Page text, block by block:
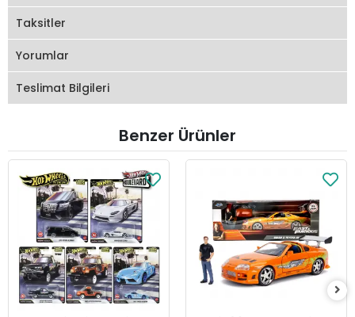
Taksitler
Yorumlar
Teslimat Bilgileri
Benzer Ürünler